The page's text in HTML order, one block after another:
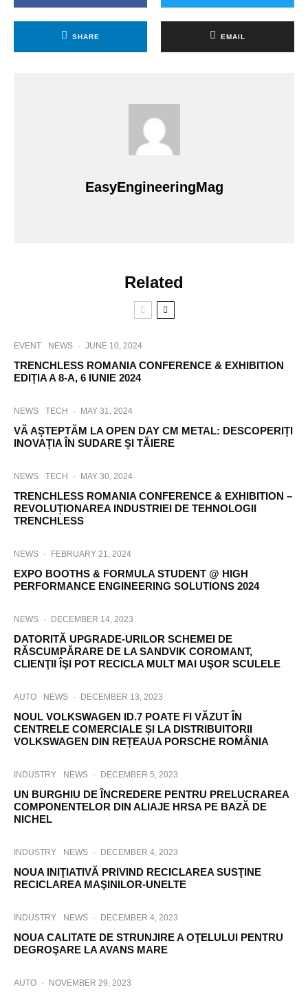
SHARE EMAIL
EasyEngineeringMag
Related
EVENT NEWS · JUNE 10, 2024
TRENCHLESS ROMANIA CONFERENCE & EXHIBITION
EDIȚIA A 8-A, 6 IUNIE 2024
NEWS TECH · MAY 31, 2024
VĂ AȘTEPTĂM LA OPEN DAY CM METAL: DESCOPERIȚI
INOVAȚIA ÎN SUDARE ȘI TĂIERE
NEWS TECH · MAY 30, 2024
TRENCHLESS ROMANIA CONFERENCE & EXHIBITION –
REVOLUȚIONAREA INDUSTRIEI DE TEHNOLOGII
TRENCHLESS
NEWS · FEBRUARY 21, 2024
EXPO BOOTHS & FORMULA STUDENT @ HIGH
PERFORMANCE ENGINEERING SOLUTIONS 2024
NEWS · DECEMBER 14, 2023
DATORITĂ UPGRADE-URILOR SCHEMEI DE
RĂSCUMPĂRARE DE LA SANDVIK COROMANT,
CLIENŢII ÎŞI POT RECICLA MULT MAI UŞOR SCULELE
AUTO NEWS · DECEMBER 13, 2023
NOUL VOLKSWAGEN ID.7 POATE FI VĂZUT ÎN
CENTRELE COMERCIALE ȘI LA DISTRIBUITORII
VOLKSWAGEN DIN REȚEAUA PORSCHE ROMÂNIA
INDUSTRY NEWS · DECEMBER 5, 2023
UN BURGHIU DE ÎNCREDERE PENTRU PRELUCRAREA
COMPONENTELOR DIN ALIAJE HRSA PE BAZĂ DE
NICHEL
INDUSTRY NEWS · DECEMBER 4, 2023
NOUA INIŢIATIVĂ PRIVIND RECICLAREA SUSŢINE
RECICLAREA MAŞINILOR-UNELTE
INDUSTRY NEWS · DECEMBER 4, 2023
NOUA CALITATE DE STRUNJIRE A OŢELULUI PENTRU
DEGROŞARE LA AVANS MARE
AUTO · NOVEMBER 29, 2023